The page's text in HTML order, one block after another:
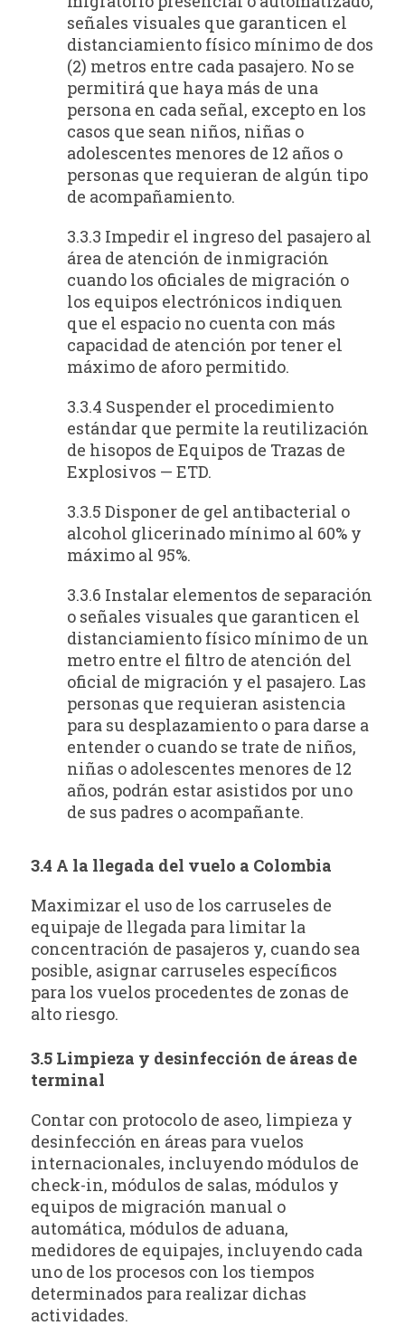
señales visuales que garanticen el
distanciamiento físico mínimo de dos
(2) metros entre cada pasajero. No se
permitirá que haya más de una
persona en cada señal, excepto en los
casos que sean niños, niñas o
adolescentes menores de 12 años o
personas que requieran de algún tipo
de acompañamiento.
3.3.3 Impedir el ingreso del pasajero al
área de atención de inmigración
cuando los oficiales de migración o
los equipos electrónicos indiquen
que el espacio no cuenta con más
capacidad de atención por tener el
máximo de aforo permitido.
3.3.4 Suspender el procedimiento
estándar que permite la reutilización
de hisopos de Equipos de Trazas de
Explosivos — ETD.
3.3.5 Disponer de gel antibacterial o
alcohol glicerinado mínimo al 60% y
máximo al 95%.
3.3.6 Instalar elementos de separación
o señales visuales que garanticen el
distanciamiento físico mínimo de un
metro entre el filtro de atención del
oficial de migración y el pasajero. Las
personas que requieran asistencia
para su desplazamiento o para darse a
entender o cuando se trate de niños,
niñas o adolescentes menores de 12
años, podrán estar asistidos por uno
de sus padres o acompañante.
3.4 A la llegada del vuelo a Colombia
Maximizar el uso de los carruseles de
equipaje de llegada para limitar la
concentración de pasajeros y, cuando sea
posible, asignar carruseles específicos
para los vuelos procedentes de zonas de
alto riesgo.
3.5 Limpieza y desinfección de áreas de
terminal
Contar con protocolo de aseo, limpieza y
desinfección en áreas para vuelos
internacionales, incluyendo módulos de
check-in, módulos de salas, módulos y
equipos de migración manual o
automática, módulos de aduana,
medidores de equipajes, incluyendo cada
uno de los procesos con los tiempos
determinados para realizar dichas
actividades.